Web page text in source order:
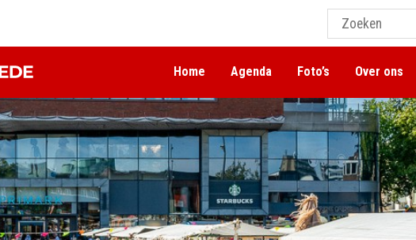
Home Agenda Foto’s Over ons